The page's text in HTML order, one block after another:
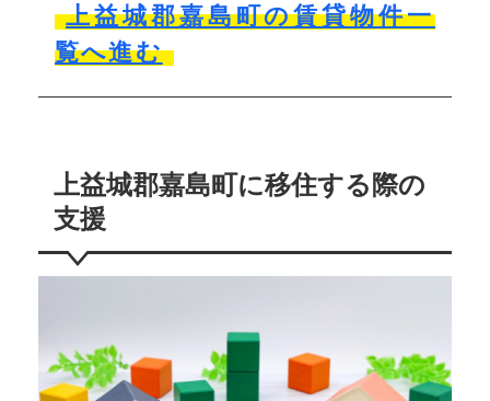
上益城郡嘉島町の賃貸物件一
覧へ進む
上益城郡嘉島町に移住する際の
支援